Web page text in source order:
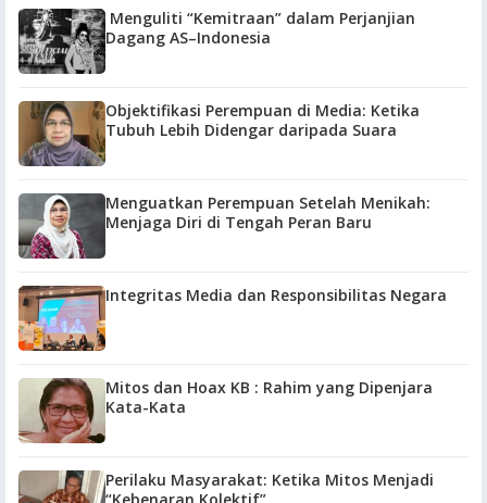
Menguliti “Kemitraan” dalam Perjanjian
Dagang AS–Indonesia
Objektifikasi Perempuan di Media: Ketika
Tubuh Lebih Didengar daripada Suara
Menguatkan Perempuan Setelah Menikah:
Menjaga Diri di Tengah Peran Baru
Integritas Media dan Responsibilitas Negara
Mitos dan Hoax KB : Rahim yang Dipenjara
Kata-Kata
Perilaku Masyarakat: Ketika Mitos Menjadi